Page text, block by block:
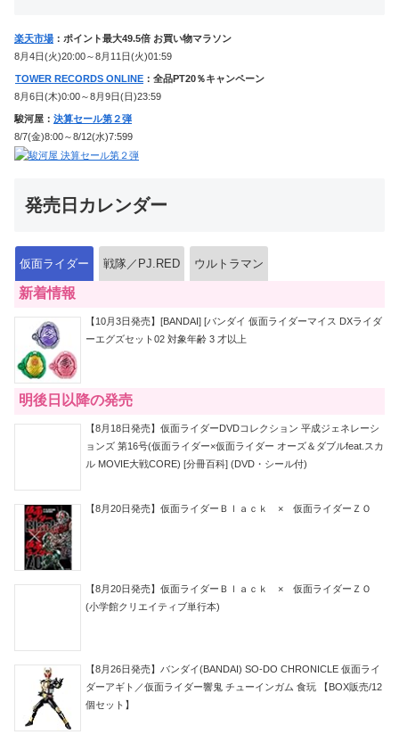
楽天市場 ：ポイント最大49.5倍 お買い物マラソン
8月4日(火)20:00～8月11日(火)01:59
TOWER RECORDS ONLINE ：全品PT20％キャンペーン
8月6日(木)0:00～8月9日(日)23:59
駿河屋： 決算セール第２弾
8/7(金)8:00～8/12(水)7:599
発売日カレンダー
仮面ライダー 戦隊／PJ.RED ウルトラマン
新着情報
【10月3日発売】[BANDAI] [バンダイ 仮面ライダーマイス DXライダ
ーエグズセット02 対象年齢 3 才以上
明後日以降の発売
【8月18日発売】仮面ライダーDVDコレクション 平成ジェネレーシ
ョンズ 第16号(仮面ライダー×仮面ライダー オーズ＆ダブルfeat.スカ
ル MOVIE大戦CORE) [分冊百科] (DVD・シール付)
【8月20日発売】仮面ライダーＢｌａｃｋ × 仮面ライダーＺＯ
【8月20日発売】仮面ライダーＢｌａｃｋ × 仮面ライダーＺＯ
(小学館クリエイティブ単行本)
【8月26日発売】バンダイ(BANDAI) SO-DO CHRONICLE 仮面ライ
ダーアギト／仮面ライダー響鬼 チューインガム 食玩 【BOX販売/12
個セット】